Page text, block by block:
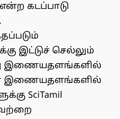
கடப்பாடு
இட்டுச் செல்லும்
இணையதளங்களில்
இணையதளங்களில்
SciTamil